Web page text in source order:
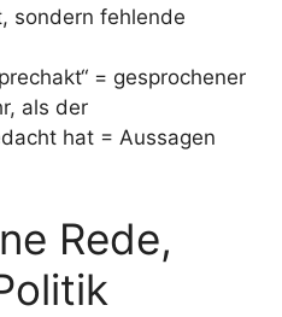
sondern fehlende
= gesprochener
als der
hat = Aussagen
Rede,